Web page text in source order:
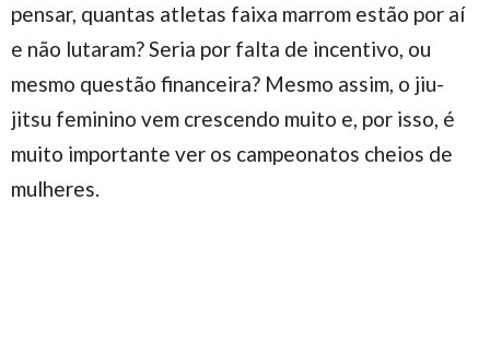
pensar, quantas atletas faixa marrom estão por aí
e não lutaram? Seria por falta de incentivo, ou
mesmo questão financeira? Mesmo assim, o jiu-
jitsu feminino vem crescendo muito e, por isso, é
muito importante ver os campeonatos cheios de
mulheres.